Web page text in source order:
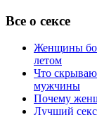
Все о сексе
Женщины
летом
Что
мужчины
Почему
Лучший